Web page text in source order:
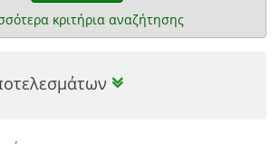
κριτήρια αναζήτησης